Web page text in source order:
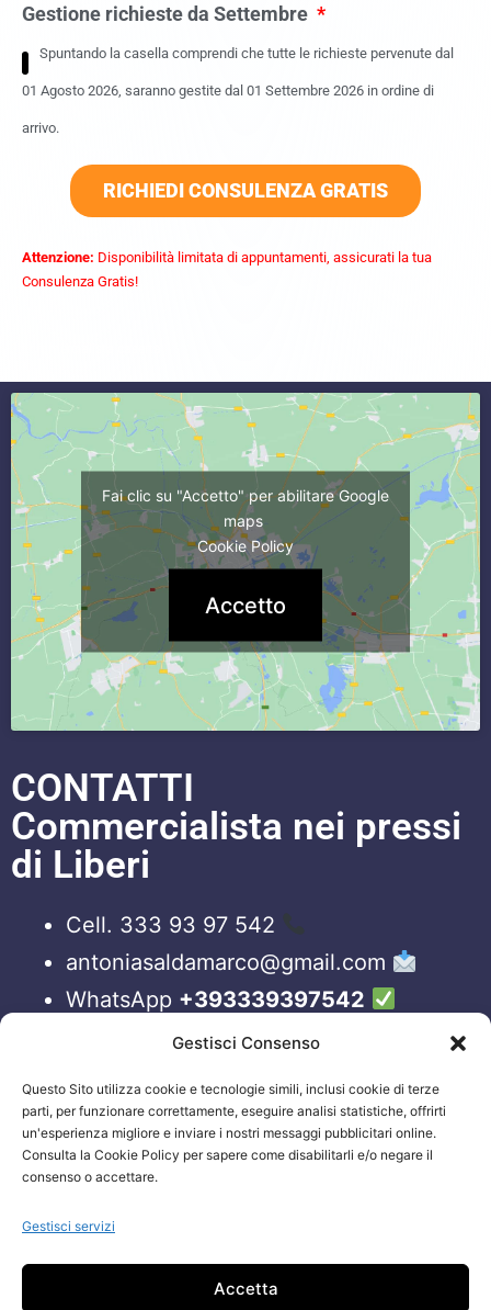
Gestisci Consenso
Questo Sito utilizza cookie e tecnologie simili, inclusi cookie di terze
parti, per funzionare correttamente, eseguire analisi statistiche, offrirti
un'esperienza migliore e inviare i nostri messaggi pubblicitari online.
Consulta la Cookie Policy per sapere come disabilitarli e/o negare il
consenso o accettare.
Gestisci servizi
Accetta
Gestione richieste da Settembre
Spuntando la casella comprendi che tutte le richieste pervenute dal
01 Agosto 2026, saranno gestite dal 01 Settembre 2026 in ordine di
arrivo.
RICHIEDI CONSULENZA GRATIS
Attenzione: Disponibilità limitata di appuntamenti, assicurati la tua
Consulenza Gratis!
Fai clic su "Accetto" per abilitare Google
maps
Cookie Policy
Accetto
CONTATTI
Commercialista nei pressi
di Liberi
Cell. 333 93 97 542
antoniasaldamarco@gmail.com
WhatsApp +393339397542
ORARI APERTURA UFFICI
Lun-Ven 09:00 – 19:00
Siamo sempre attivi e online sui nostri social.
Non esiti a contattarci, anche fuori gli orari
sopraelencati via email.